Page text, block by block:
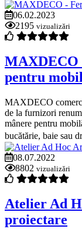
06.02.2023
2195 vizualizări
MAXDECO
pentru
MAXDECO
de la furnizori
mânere pentru
bucătărie, baie sau
08.07.2022
8802 vizualizări
Atelier Ad
proiectare